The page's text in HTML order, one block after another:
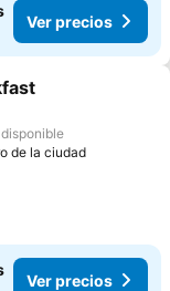
Ver precios
de la ciudad
Ver precios